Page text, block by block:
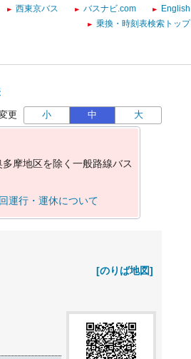
西東京バス バスナビ.com
English
乗換・時刻表検索トップ
更 小 中 大
多摩地区を除 く 一般路線バス
運行・運休について
[のりば地図]